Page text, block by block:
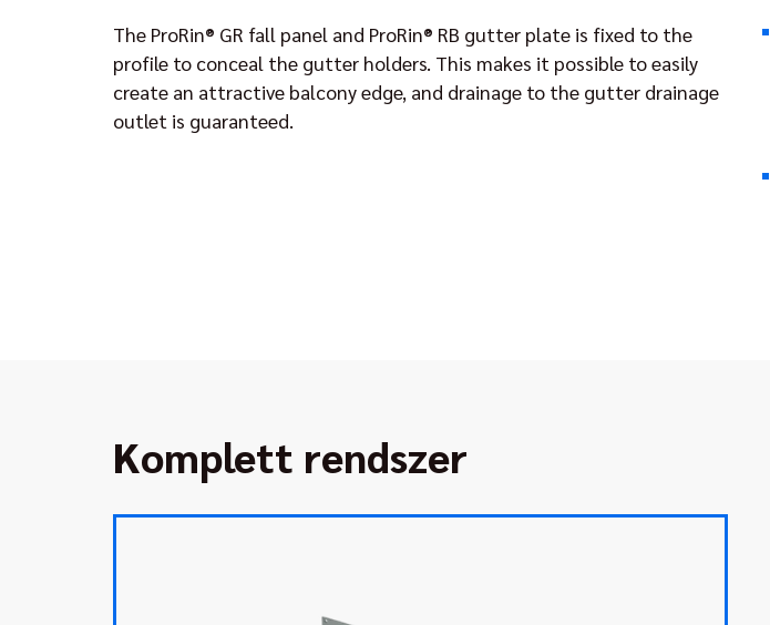
The ProRin® GR fall panel and ProRin® RB gutter plate is fixed to the
profile to conceal the gutter holders. This makes it possible to easily
create an attractive balcony edge, and drainage to the gutter drainage
outlet is guaranteed.
Komplett rendszer